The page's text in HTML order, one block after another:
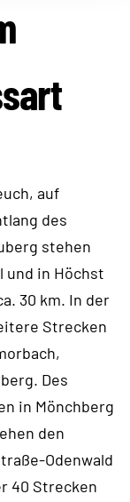
auf
des
stehen
und in Höchst
30 km. In der
Strecken
Des
in Mönchberg
den
Odenwald
40 Strecken